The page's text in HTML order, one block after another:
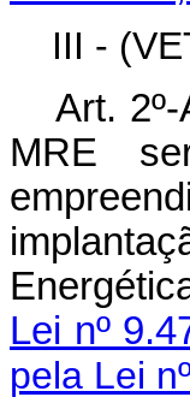
III -
Art.
MRE
Lei nº
pela Lei